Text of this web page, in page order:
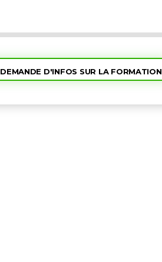
DEMANDE D'INFOS SUR LA FORMATION